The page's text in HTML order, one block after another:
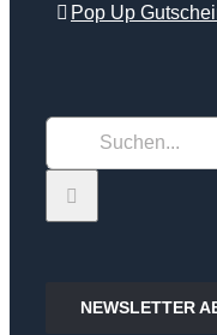
Pop Up
nach:
NEWSLETTER